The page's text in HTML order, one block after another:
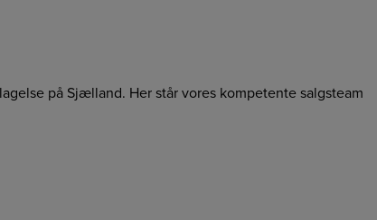
på Sjælland. Her står vores kompetente salgsteam